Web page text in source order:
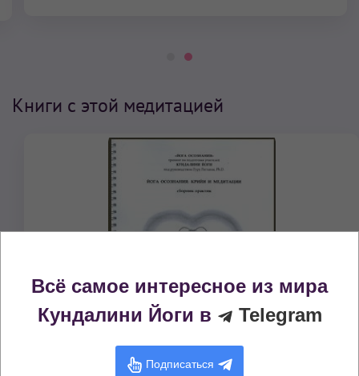
Книги с этой медитацией
Всё самое интересное из мира
Кундалини Йоги в
Telegram
Подписаться